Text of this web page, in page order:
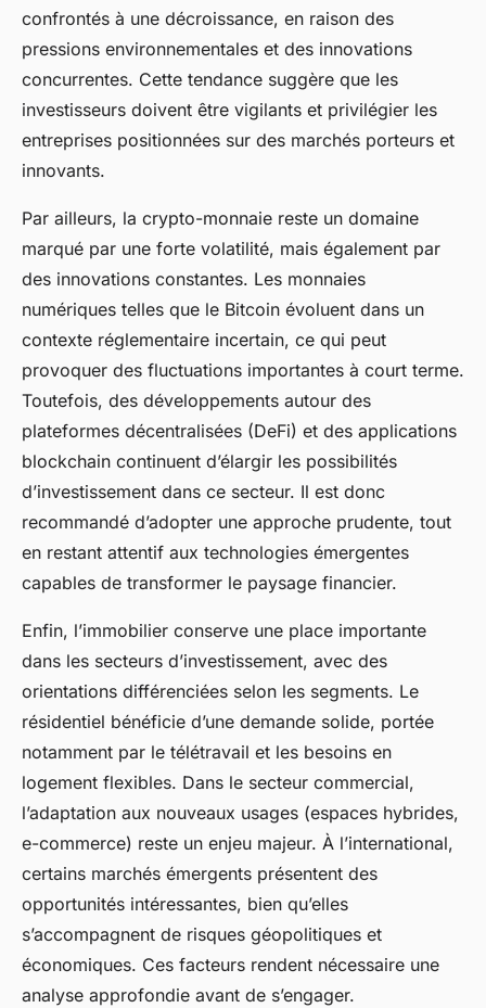
confrontés à une décroissance, en raison des
pressions environnementales et des innovations
concurrentes. Cette tendance suggère que les
investisseurs doivent être vigilants et privilégier les
entreprises positionnées sur des marchés porteurs et
innovants.
Par ailleurs, la crypto-monnaie reste un domaine
marqué par une forte volatilité, mais également par
des innovations constantes. Les monnaies
numériques telles que le Bitcoin évoluent dans un
contexte réglementaire incertain, ce qui peut
provoquer des fluctuations importantes à court terme.
Toutefois, des développements autour des
plateformes décentralisées (DeFi) et des applications
blockchain continuent d’élargir les possibilités
d’investissement dans ce secteur. Il est donc
recommandé d’adopter une approche prudente, tout
en restant attentif aux technologies émergentes
capables de transformer le paysage financier.
Enfin, l’immobilier conserve une place importante
dans les secteurs d’investissement, avec des
orientations différenciées selon les segments. Le
résidentiel bénéficie d’une demande solide, portée
notamment par le télétravail et les besoins en
logement flexibles. Dans le secteur commercial,
l’adaptation aux nouveaux usages (espaces hybrides,
e-commerce) reste un enjeu majeur. À l’international,
certains marchés émergents présentent des
opportunités intéressantes, bien qu’elles
s’accompagnent de risques géopolitiques et
économiques. Ces facteurs rendent nécessaire une
analyse approfondie avant de s’engager.